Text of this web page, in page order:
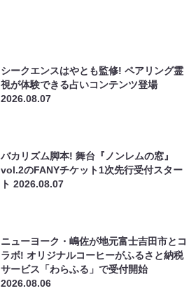
シークエンスはやとも監修! ペアリング霊
視が体験できる占いコンテンツ登場
2026.08.07
バカリズム脚本! 舞台『ノンレムの窓』
vol.2のFANYチケット1次先行受付スター
ト2026.08.07
ニューヨーク・嶋佐が地元富士吉田市とコ
ラボ! オリジナルコーヒーがふるさと納税
サービス「わらふる」で受付開始
2026.08.06